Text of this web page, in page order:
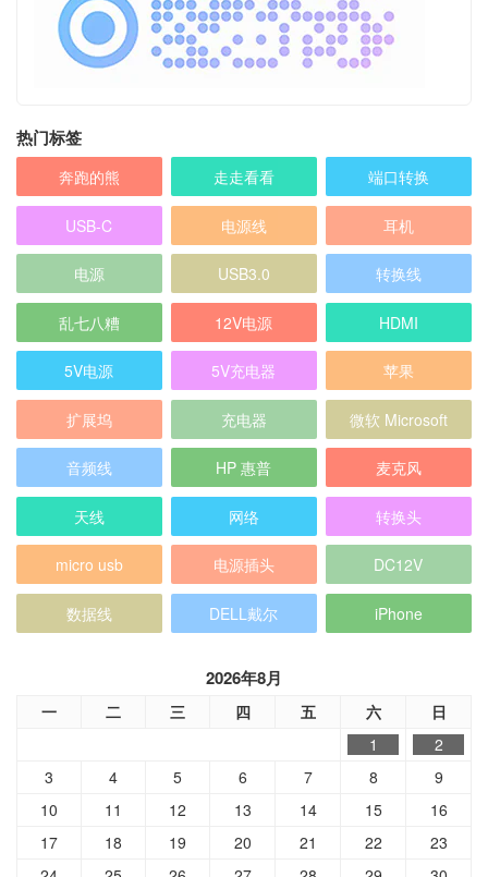
热门标签
奔跑的熊 走走看看 端口转换
USB-C 电源线 耳机
电源 USB3.0 转换线
乱七八糟 12V电源 HDMI
5V电源 5V充电器 苹果
扩展坞 充电器 微软 Microsoft
音频线 HP 惠普 麦克风
天线 网络 转换头
micro usb 电源插头 DC12V
数据线 DELL戴尔 iPhone
2026年8月
一 二 三 四 五 六 日
1
2
3
4 5 6 7 8
9
10
11 12 13 14 15
16
17
18 19 20 21 22
23